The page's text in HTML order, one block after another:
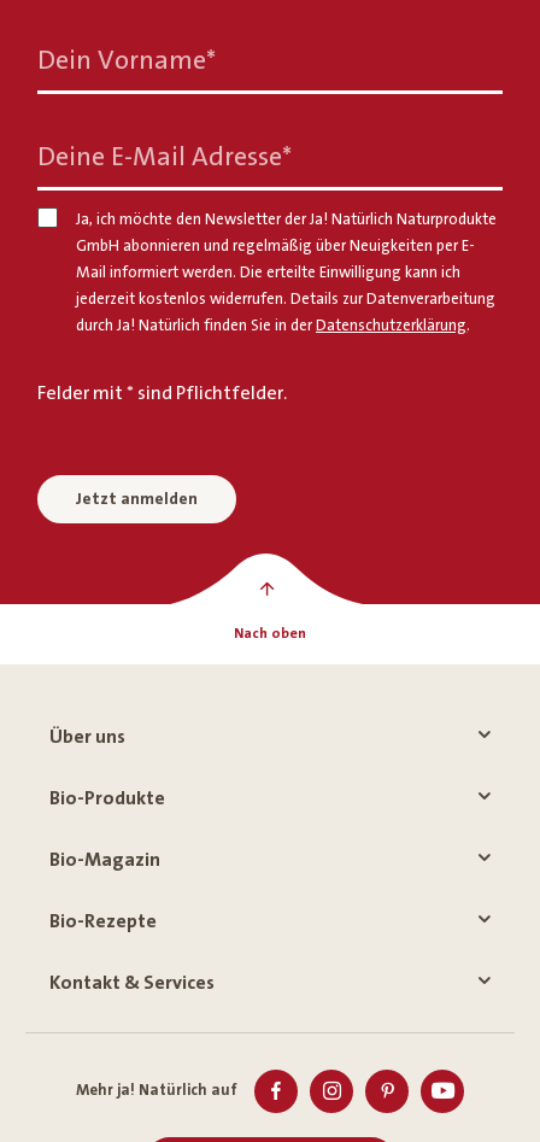
Dein Vorname*
Deine E-Mail Adresse*
Ja, ich möchte den Newsletter der Ja! Natürlich Naturprodukte
GmbH abonnieren und regelmäßig über Neuigkeiten per E-
Mail informiert werden. Die erteilte Einwilligung kann ich
jederzeit kostenlos widerrufen. Details zur Datenverarbeitung
durch Ja! Natürlich finden Sie in der Datenschutzerklärung.
Felder mit * sind Pflichtfelder.
Jetzt anmelden
Nach oben
Über uns
Bio-Produkte
Bio-Magazin
Bio-Rezepte
Kontakt & Services
Mehr ja! Natürlich auf